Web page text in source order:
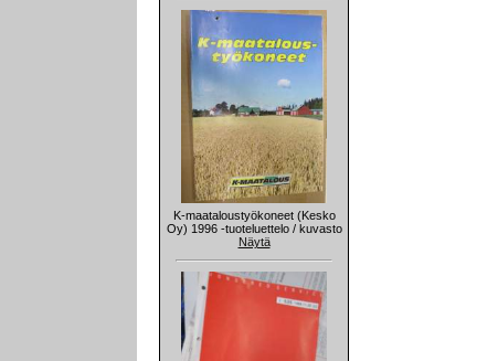
K-maataloustyökoneet (Kesko
Oy) 1996 -tuoteluettelo / kuvasto
Näytä